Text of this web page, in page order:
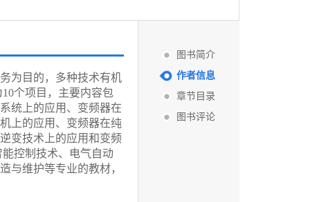
为目的，多种技术有机
个项目，主要内容包
统上的应用、变频器在
上的应用、变频器在纯
变技术上的应用和变频
控制技术、电气自动
与维护等专业的教材，
图书简介
作者信息
章节目录
图书评论